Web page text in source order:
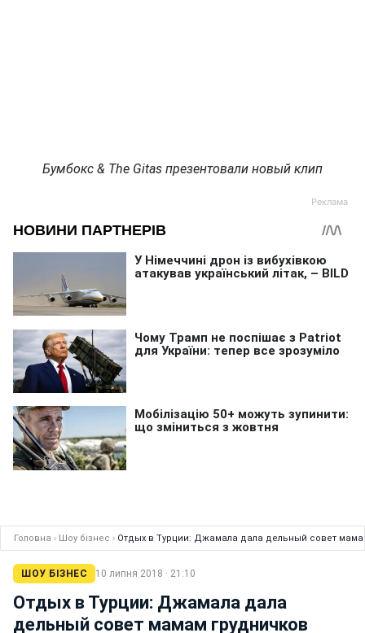
Бумбокс & The Gitas презентовали новый клип
Головна › Шоу бізнес › Отдых в Турции: Джамала дала дельный совет
ШОУ БІЗНЕС 10 липня 2018 · 21:10
Отдых в Турции: Джамала дала
дельный совет мамам грудничков